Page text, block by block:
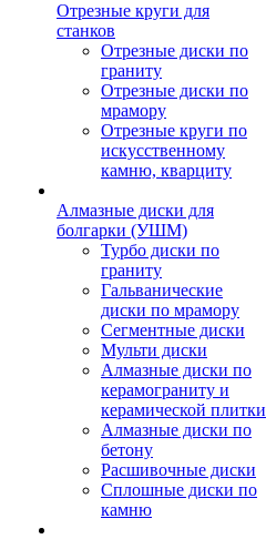
Отрезные круги для
станков
Отрезные диски по
граниту
Отрезные диски по
мрамору
Отрезные круги по
искусственному
камню, кварциту
Алмазные диски для
болгарки (УШМ)
Турбо диски по
граниту
Гальванические
диски по мрамору
Сегментные диски
Мульти диски
Алмазные диски по
керамограниту и
керамической плитки
Алмазные диски по
бетону
Расшивочные диски
Сплошные диски по
камню